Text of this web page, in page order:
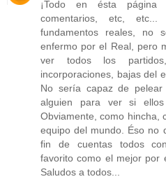
¡Todo en ésta página
comentarios, etc,
fundamentos reales, no
enfermo por el Real, pero
ver todos los
incorporaciones, bajas del
No sería capaz de pelear
alguien para ver si
Obviamente, como hincha,
equipo del mundo. Éso no
fin de cuentas todos
favorito como el mejor por
Saludos a todos...